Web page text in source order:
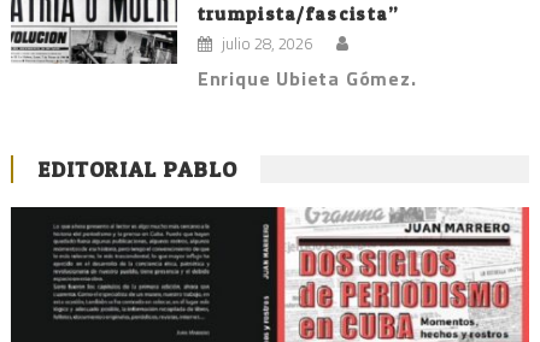
trumpista/fascista”
julio 28, 2026
Enrique Ubieta Gómez.
EDITORIAL PABLO